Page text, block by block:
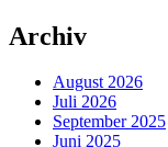
Archiv
August 2026
Juli 2026
September 2025
Juni 2025